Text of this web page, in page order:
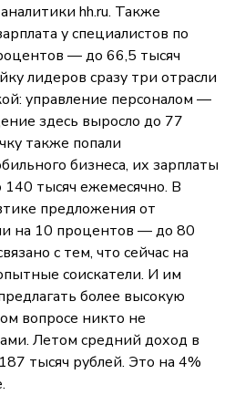
hh.ru. Также
у специалистов по
— до 66,5 тысяч
лидеров сразу три отрасли
управление персоналом —
здесь выросло до 77
также попали
бизнеса, их зарплаты
тысяч ежемесячно. В
предложения от
на 10 процентов — до 80
с тем, что сейчас на
соискатели. И им
более высокую
вопросе никто не
Летом средний доход в
тысяч рублей. Это на 4%